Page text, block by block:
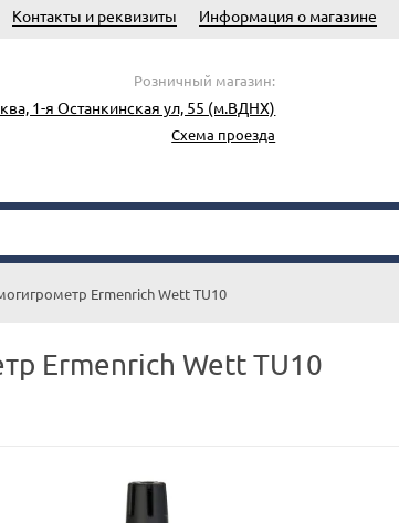
Контакты и реквизиты Информация о магазине
Розничный магазин:
1-я Останкинская ул, 55 (м.ВДНХ)
Схема проезда
Ermenrich Wett TU10
Ermenrich Wett TU10